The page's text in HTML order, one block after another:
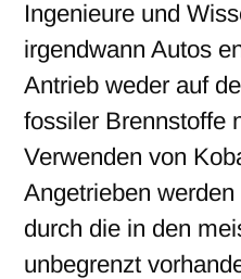
Ingenieure und
irgendwann Autos
Antrieb weder auf
fossiler Brennstoffe
Verwenden von
Angetrieben
durch die in den
unbegrenzt